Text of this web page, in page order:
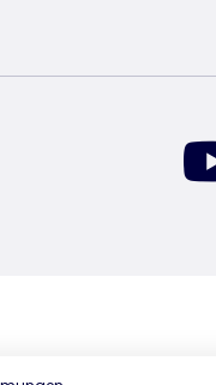
znajdź nas na